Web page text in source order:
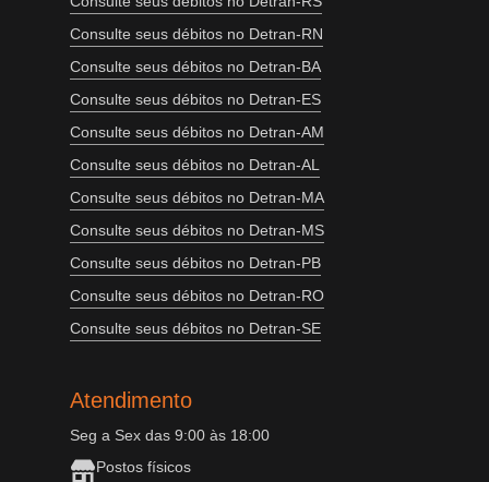
Consulte seus débitos no Detran-RN
Consulte seus débitos no Detran-BA
Consulte seus débitos no Detran-ES
Consulte seus débitos no Detran-AM
Consulte seus débitos no Detran-AL
Consulte seus débitos no Detran-MA
Consulte seus débitos no Detran-MS
Consulte seus débitos no Detran-PB
Consulte seus débitos no Detran-RO
Consulte seus débitos no Detran-SE
Atendimento
Seg a Sex das 9:00 às 18:00
Postos físicos